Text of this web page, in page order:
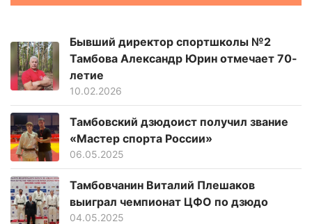
Бывший директор спортшколы №2
Тамбова Александр Юрин отмечает 70-
летие
10.02.2026
Тамбовский дзюдоист получил звание
«Мастер спорта России»
06.05.2025
Тамбовчанин Виталий Плешаков
выиграл чемпионат ЦФО по дзюдо
04.05.2025